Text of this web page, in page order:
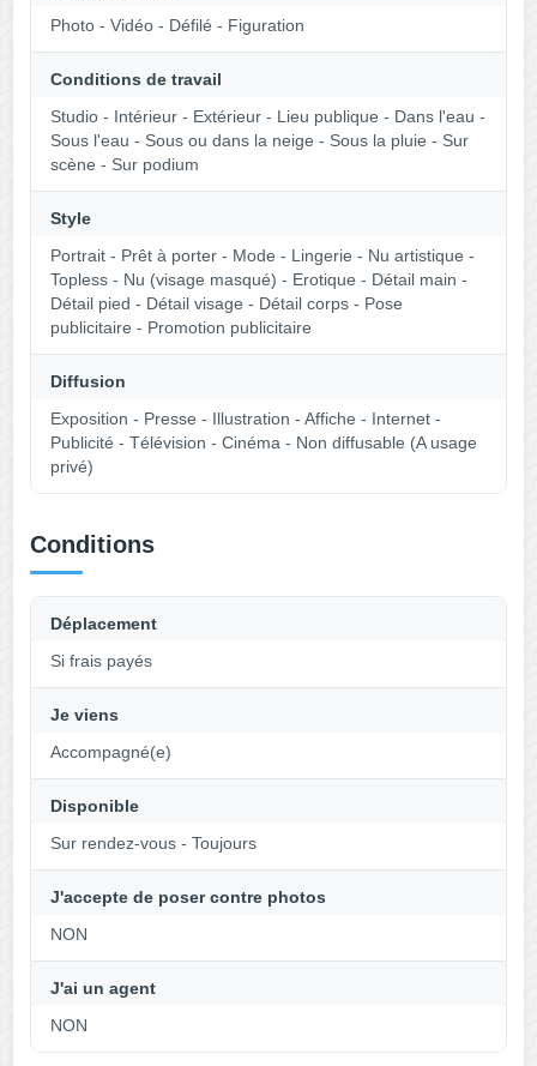
Photo - Vidéo - Défilé - Figuration
Conditions de travail
Studio - Intérieur - Extérieur - Lieu publique - Dans l'eau -
Sous l'eau - Sous ou dans la neige - Sous la pluie - Sur
scène - Sur podium
Style
Portrait - Prêt à porter - Mode - Lingerie - Nu artistique -
Topless - Nu (visage masqué) - Erotique - Détail main -
Détail pied - Détail visage - Détail corps - Pose
publicitaire - Promotion publicitaire
Diffusion
Exposition - Presse - Illustration - Affiche - Internet -
Publicité - Télévision - Cinéma - Non diffusable (A usage
privé)
Conditions
Déplacement
Si frais payés
Je viens
Accompagné(e)
Disponible
Sur rendez-vous - Toujours
J'accepte de poser contre photos
NON
J'ai un agent
NON